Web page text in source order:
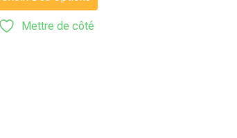
Mettre de côté